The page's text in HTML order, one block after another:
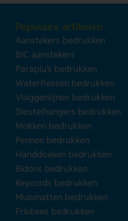
Populaire artikelen
Aanstekers bedrukken
BIC aanstekers
Paraplu's bedrukken
Waterflessen bedrukken
Vlaggenlijnen bedrukken
Sleutelhangers bedrukken
Mokken bedrukken
Pennen bedrukken
Handdoeken bedrukken
Bidons bedrukken
Keycords bedrukken
Muismatten bedrukken
Frisbees bedrukken